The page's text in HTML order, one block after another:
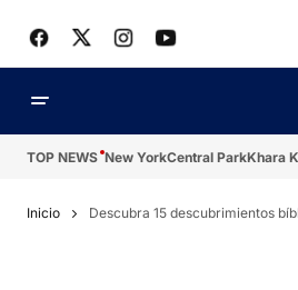
TOP NEWS New YorkCentral ParkKhara
Inicio Descubra 15 descubrimientos